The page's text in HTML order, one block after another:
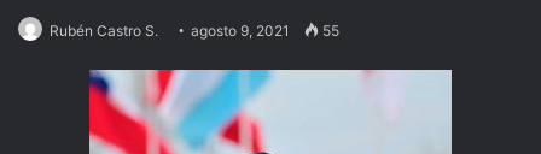
Rubén Castro S. agosto 9, 2021 55